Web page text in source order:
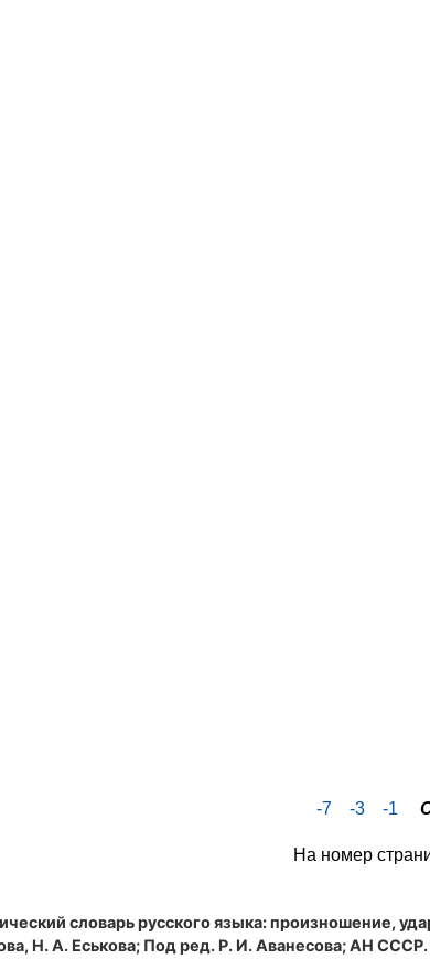
-7 -3 -1
На номер
словарь русского языка: произношение,
Н. А. Еськова; Под ред. Р. И. Аванесова; АН